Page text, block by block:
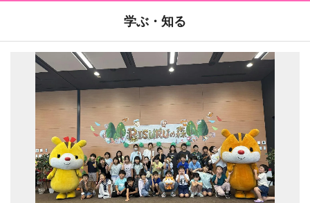
学ぶ・知る